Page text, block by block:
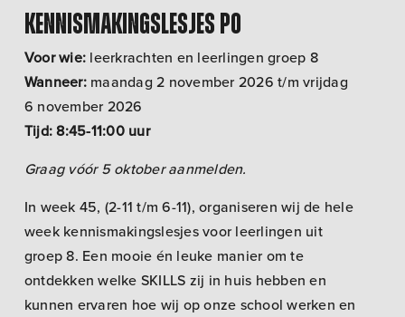
Kennismakingslesjes PO
Voor wie: leerkrachten en leerlingen groep 8
Wanneer:maandag 2 november 2026 t/m vrijdag
6 november 2026
Tijd: 8:45-11:00 uur
Graag vóór 5 oktober aanmelden.
In week 45, (2-11 t/m 6-11), organiseren wij de hele
week kennismakingslesjes voor leerlingen uit
groep 8. Een mooie én leuke manier om te
ontdekken welke SKILLS zij in huis hebben en
kunnen ervaren hoe wij op onze school werken en